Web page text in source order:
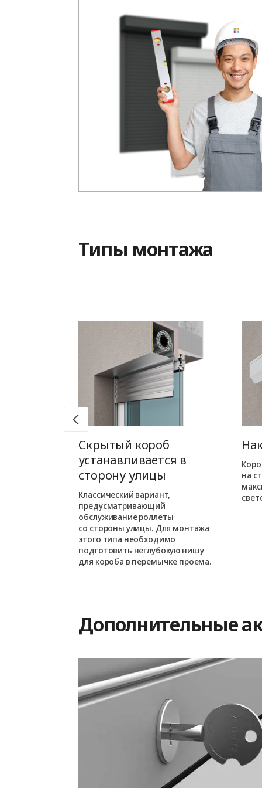
Типы монтажа
Скрытый короб
устанавливается в
сторону улицы
Классический вариант,
предусматривающий
обслуживание роллеты
со стороны улицы. Для монтажа
этого типа необходимо
подготовить неглубокую нишу
для короба в перемычке проема.
на
Дополнительные